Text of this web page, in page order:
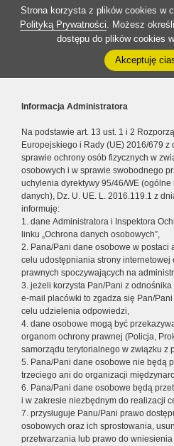
Strona korzysta z plików cookies w
Polityką Prywatności. Możesz
dostępu do plików cookies
Akceptuję
Informacja Administratora
Na podstawie art. 13 ust. 1 i 2
Europejskiego i Rady (UE) 2016/679 z
sprawie ochrony osób fizycznych w
osobowych i w sprawie swobodnego
uchylenia dyrektywy 95/46/WE
danych), Dz. U. UE. L. 2016.119.1 z
informuję:
1. dane Administratora i Inspektora
linku „Ochrona danych osobowych”,
2. Pana/Pani dane osobowe w postaci
celu udostępniania strony internetowej
prawnych spoczywających na
3. jeżeli korzysta Pan/Pani z
e-mail placówki to zgadza się Pan/
celu udzielenia odpowiedzi,
4. dane osobowe mogą być
organom ochrony prawnej (Policja,
samorządu terytorialnego w związku z
5. Pana/Pani dane osobowe nie będą
trzeciego ani do organizacji
6. Pana/Pani dane osobowe będą
i w zakresie niezbędnym do realizacji
7. przysługuje Panu/Pani prawo
osobowych oraz ich sprostowania,
przetwarzania lub prawo do